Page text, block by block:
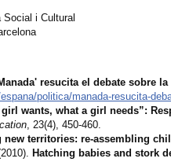
Social i Cultural
resucita el debate sobre
politica/manada-resucita-
girl wants, what a girl needs”:
, 23(4), 450-460.
new territories: re-assembling
Hatching babies and stork